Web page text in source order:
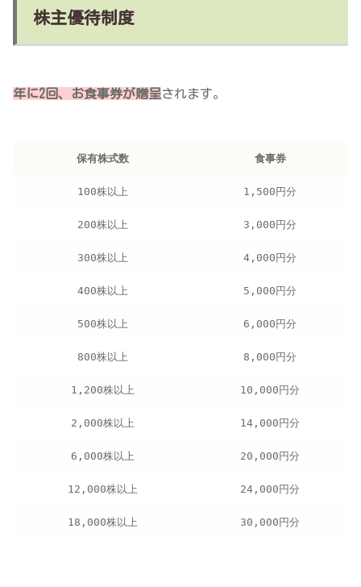
株主優待制度
年に2回、お食事券が贈呈されます。
保有株式数 食事券
100株以上 1,500円分
200株以上 3,000円分
300株以上 4,000円分
400株以上 5,000円分
500株以上 6,000円分
800株以上 8,000円分
1,200株以上 10,000円分
2,000株以上 14,000円分
6,000株以上 20,000円分
12,000株以上 24,000円分
18,000株以上 30,000円分